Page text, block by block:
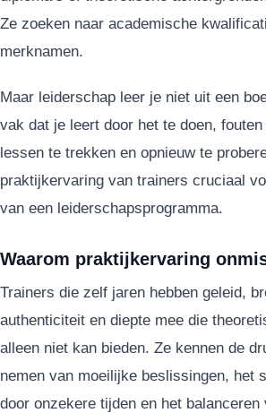
Ze zoeken naar academische
merknamen.
Maar leiderschap leer je niet uit een
vak dat je leert door het te doen,
lessen te trekken en opnieuw te
praktijkervaring van trainers cruciaal
van een leiderschapsprogramma.
Waarom praktijkervaring
Trainers die zelf jaren hebben geleid,
authenticiteit en diepte mee die
alleen niet kan bieden. Ze kennen de
nemen van moeilijke beslissingen, het
door onzekere tijden en het balanceren